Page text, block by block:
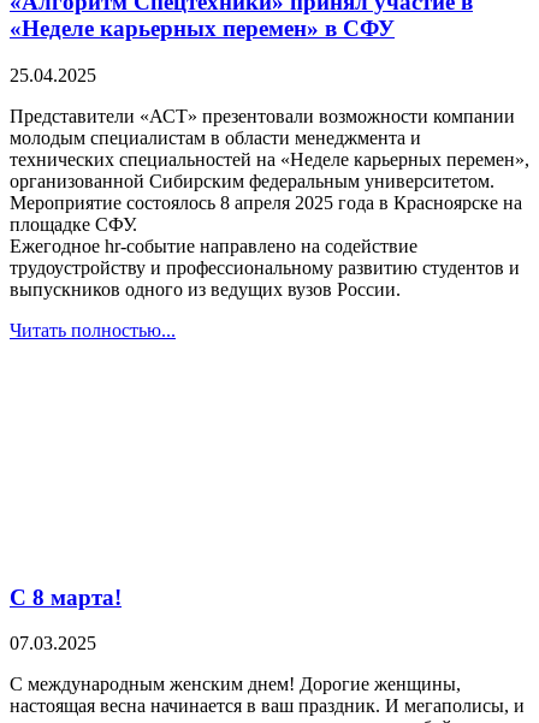
«Неделе карьерных перемен» в СФУ
25.04.2025
Представители «АСТ» презентовали возможности компании
молодым специалистам в области менеджмента и
технических специальностей на «Неделе карьерных перемен»,
организованной Сибирским федеральным университетом.
Мероприятие состоялось 8 апреля 2025 года в Красноярске на
площадке СФУ.
Ежегодное hr-событие направлено на содействие
трудоустройству и профессиональному развитию студентов и
выпускников одного из ведущих вузов России.
Читать полностью...
C 8 марта!
07.03.2025
С международным женским днем! Дорогие женщины,
настоящая весна начинается в ваш праздник. И мегаполисы, и